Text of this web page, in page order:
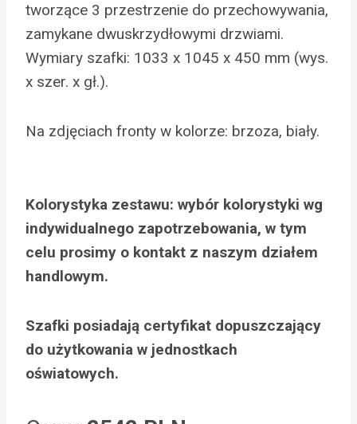
tworzące 3 przestrzenie do przechowywania,
zamykane dwuskrzydłowymi drzwiami.
Wymiary szafki: 1033 x 1045 x 450 mm (wys.
x szer. x gł.).
Na zdjęciach fronty w kolorze: brzoza, biały.
Kolorystyka zestawu: wybór kolorystyki wg
indywidualnego zapotrzebowania, w tym
celu prosimy o kontakt z naszym działem
handlowym.
Szafki posiadają certyfikat dopuszczający
do użytkowania w jednostkach
oświatowych.